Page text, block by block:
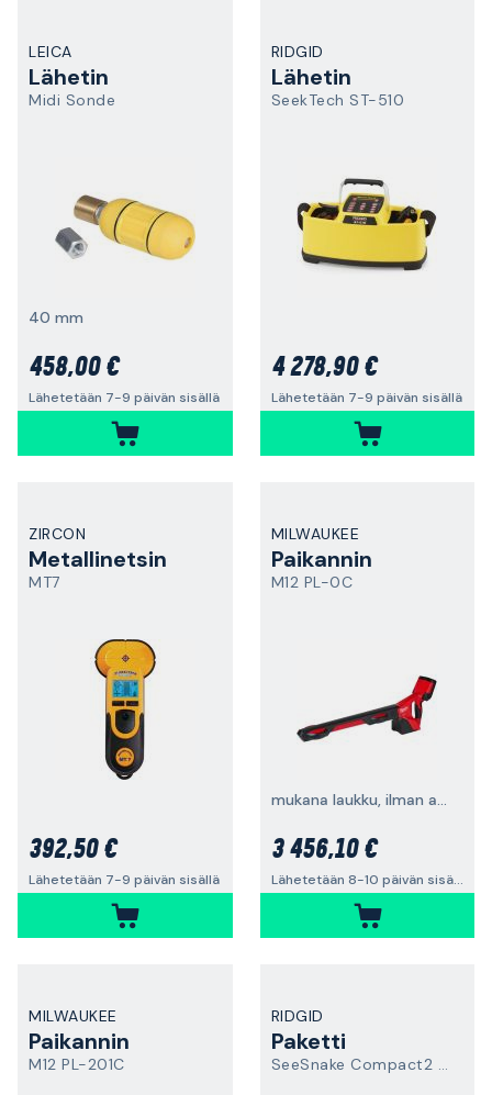
LEICA
Lähetin
Midi Sonde
40 mm
458,00 €
Lähetetään 7-9 päivän sisällä
RIDGID
Lähetin
SeekTech ST-510
4 278,90 €
Lähetetään 7-9 päivän sisällä
ZIRCON
Metallinetsin
MT7
392,50 €
Lähetetään 7-9 päivän sisällä
MILWAUKEE
Paikannin
M12 PL-0C
mukana laukku, ilman akkuja ja laturia
3 456,10 €
Lähetetään 8-10 päivän sisällä
MILWAUKEE
Paikannin
M12 PL-201C
RIDGID
Paketti
SeeSnake Compact2 CS6Pak